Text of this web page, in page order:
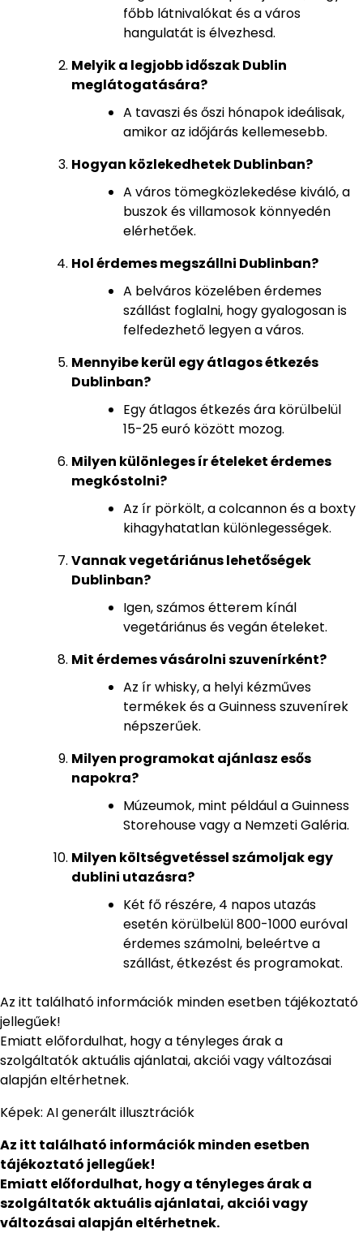
főbb látnivalókat és a város
hangulatát is élvezhesd.
Melyik a legjobb időszak Dublin
meglátogatására?
A tavaszi és őszi hónapok ideálisak,
amikor az időjárás kellemesebb.
Hogyan közlekedhetek Dublinban?
A város tömegközlekedése kiváló, a
buszok és villamosok könnyedén
elérhetőek.
Hol érdemes megszállni Dublinban?
A belváros közelében érdemes
szállást foglalni, hogy gyalogosan is
felfedezhető legyen a város.
Mennyibe kerül egy átlagos étkezés
Dublinban?
Egy átlagos étkezés ára körülbelül
15-25 euró között mozog.
Milyen különleges ír ételeket érdemes
megkóstolni?
Az ír pörkölt, a colcannon és a boxty
kihagyhatatlan különlegességek.
Vannak vegetáriánus lehetőségek
Dublinban?
Igen, számos étterem kínál
vegetáriánus és vegán ételeket.
Mit érdemes vásárolni szuvenírként?
Az ír whisky, a helyi kézműves
termékek és a Guinness szuvenírek
népszerűek.
Milyen programokat ajánlasz esős
napokra?
Múzeumok, mint például a Guinness
Storehouse vagy a Nemzeti Galéria.
Milyen költségvetéssel számoljak egy
dublini utazásra?
Két fő részére, 4 napos utazás
esetén körülbelül 800-1000 euróval
érdemes számolni, beleértve a
szállást, étkezést és programokat.
Az itt található információk minden esetben tájékoztató
jellegűek!
Emiatt előfordulhat, hogy a tényleges árak a
szolgáltatók aktuális ajánlatai, akciói vagy változásai
alapján eltérhetnek.
Képek: AI generált illusztrációk
Az itt található információk minden esetben
tájékoztató jellegűek!
Emiatt előfordulhat, hogy a tényleges árak a
szolgáltatók aktuális ajánlatai, akciói vagy
változásai alapján eltérhetnek.